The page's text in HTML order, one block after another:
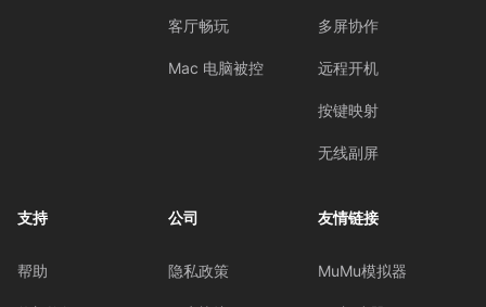
客厅畅玩
Mac 电脑被控
多屏协作
远程开机
按键映射
无线副屏
支持
帮助
公司
隐私政策
友情链接
MuMu模拟器